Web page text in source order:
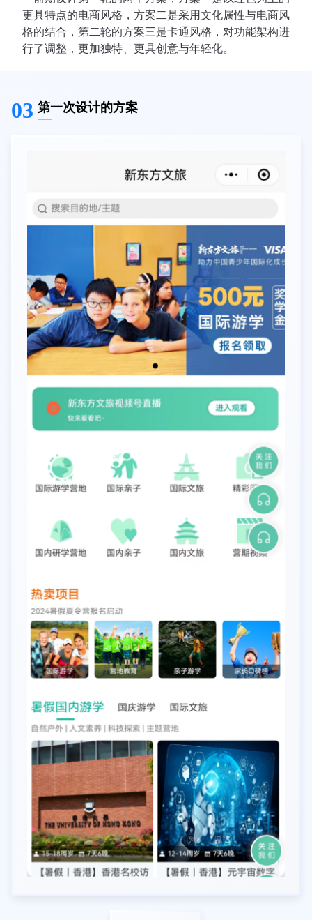
更具特点的电商风格，方案二是采用文化属性与电商风
格的结合，第二轮的方案三是卡通风格，对功能架构进
行了调整，更加独特、更具创意与年轻化。
03 第一次设计的方案